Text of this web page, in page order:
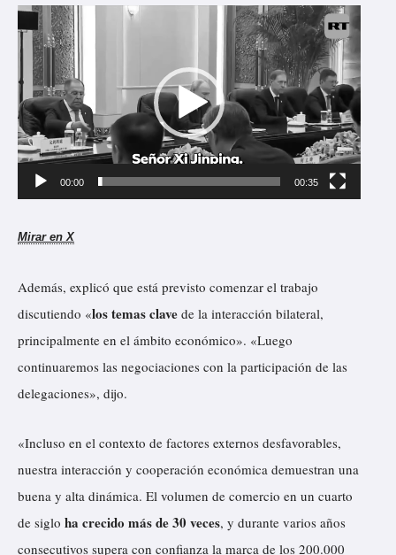
e
r
o
d
c
t
r
d
e
v
í
e
o
00:00 00:35
Mirar en X
Además, explicó que está previsto comenzar el trabajo
discutiendo «los temas clave de la interacción bilateral,
principalmente en el ámbito económico». «Luego
continuaremos las negociaciones con la participación de las
delegaciones», dijo.
«Incluso en el contexto de factores externos desfavorables,
nuestra interacción y cooperación económica demuestran una
buena y alta dinámica. El volumen de comercio en un cuarto
de siglo ha crecido más de 30 veces, y durante varios años
consecutivos supera con confianza la marca de los 200.000